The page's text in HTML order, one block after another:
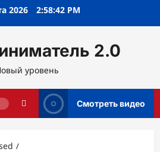
2026 2:58:43 PM
2.0
уровень
Смотреть видео